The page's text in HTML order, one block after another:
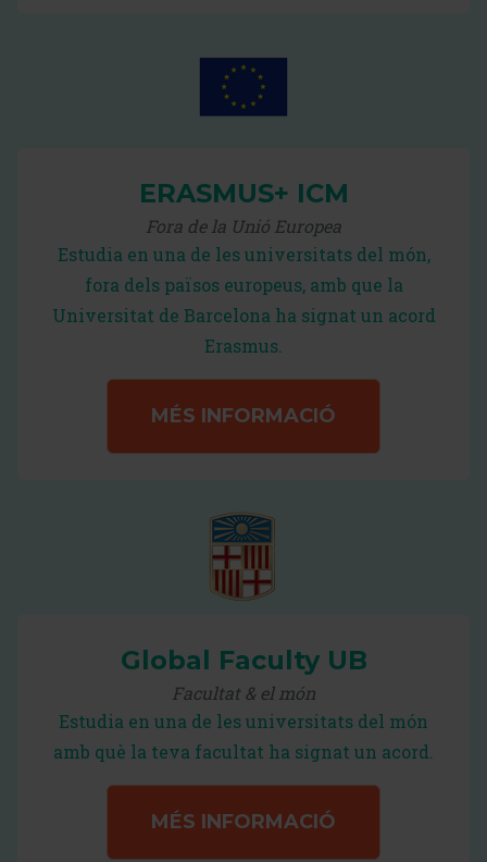
ERASMUS+ ICM
Fora de la Unió Europea
Estudia en una de les universitats del món,
fora dels països europeus, amb que la
Universitat de Barcelona ha signat un acord
Erasmus.
MÉS INFORMACIÓ
Global Faculty UB
Facultat & el món
Estudia en una de les universitats del món
amb què la teva facultat ha signat un acord.
MÉS INFORMACIÓ